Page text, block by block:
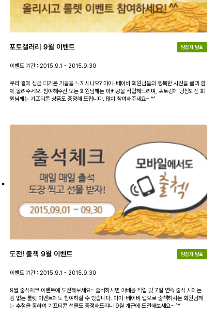
포토갤러리 9월 이벤트 당첨자 발표
이벤트 기간 : 2015.9.1 ~ 2015.9.30
우리 곁에 성큼 다가온 가을을 느끼시나요? 아이-베이비 회원님들의 행복한 사진을 글과 함
께 올려주세요. 참여해주신 모든 회원님께는 아베콩을 적립해드리며, 포토킹에 당첨되신 회
원님께는 기프티콘 상품도 증정해 드립니다. 많이 참여해주세요~ ^^
도전! 출첵 9월 이벤트 당첨자 발표
이벤트 기간 : 2015.9.1 ~ 2015.9.30
9월 출석체크 이벤트에 도전해보세요~ 출석하시면 아베콩 적립 및 7일 연속 출석 시에는
꽝 없는 룰렛 이벤트에도 참여하실 수 있습니다. 아이-베이비 앱으로 출첵하시는 회원님께
는 추첨을 통하여 기프티콘 선물도 증정해드리니 9월 개근에 도전해보세요~ ^^